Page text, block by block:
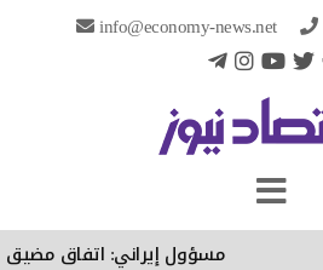
info@economy-news.net
مسؤول إيراني: اتفاق مضيق